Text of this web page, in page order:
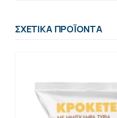
ΣΧΕΤΙΚΆ ΠΡΟΪΌΝΤΑ